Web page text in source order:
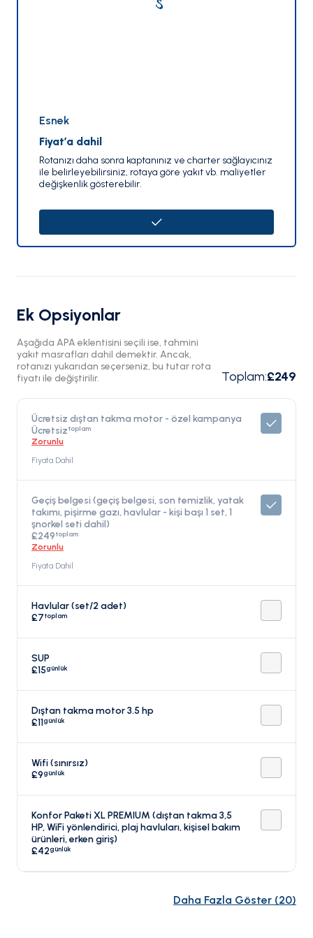
Esnek
Fiyat’a dahil
Rotanızı daha sonra kaptanınız ve charter sağlayıcınız
ile belirleyebilirsiniz, rotaya göre yakıt vb. maliyetler
değişkenlik gösterebilir.
Ek Opsiyonlar
Aşağıda APA eklentisini seçili ise, tahmini
yakıt masrafları dahil demektir. Ancak,
rotanızı yukarıdan seçerseniz, bu tutar rota
fiyatı ile değiştirilir.
Toplam:£249
Ücretsiz dıştan takma motor - özel kampanya
Ücretsiztoplam
Zorunlu
Fiyata Dahil
Geçiş belgesi (geçiş belgesi, son temizlik, yatak
takımı, pişirme gazı, havlular - kişi başı 1 set, 1
şnorkel seti dahil)
£249toplam
Zorunlu
Fiyata Dahil
Havlular (set/2 adet)
£7toplam
SUP
£15günlük
Dıştan takma motor 3.5 hp
£11günlük
Wifi (sınırsız)
£9günlük
Konfor Paketi XL PREMIUM (dıştan takma 3,5
HP, WiFi yönlendirici, plaj havluları, kişisel bakım
ürünleri, erken giriş)
£42günlük
Daha Fazla Göster (20)